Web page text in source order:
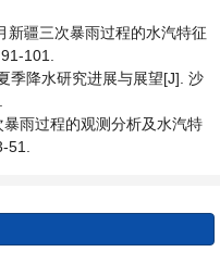
疆三次暴雨过程的水汽特征
101.
季降水研究进展与展望[J]. 沙
雨过程的观测分析及水汽特